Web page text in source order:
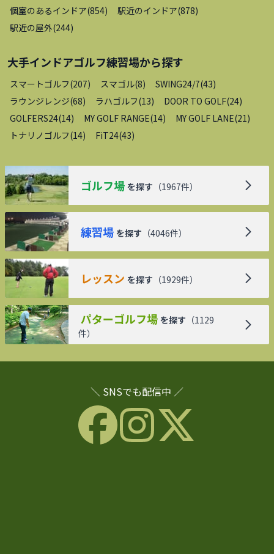
個室のあるインドア(854) 駅近のインドア(878)
駅近の屋外(244)
大手インドアゴルフ練習場から探す
スマートゴルフ(207) スマゴル(8) SWING24/7(43)
ラウンジレンジ(68) ラハゴルフ(13) DOOR TO GOLF(24)
GOLFERS24(14) MY GOLF RANGE(14) MY GOLF LANE(21 )
トナリノゴルフ(14) FiT24(43)
ゴルフ場 を探す （1967件）
練習場 を探す （4046件）
レッスン を探す （1929件）
パターゴルフ場 を探す （1129
件）
＼ SNSでも配信中 ／